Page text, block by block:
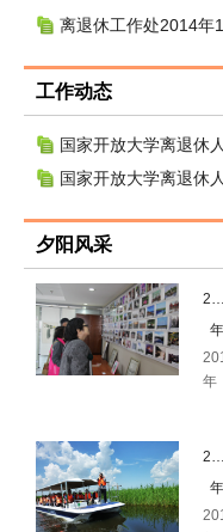
离退休工作处2014年
工作动态
国家开放大学离退休
国家开放大学离退休
夕阳风采
年
摄
影、
工、
书
画
年
手
工、
画
年
东